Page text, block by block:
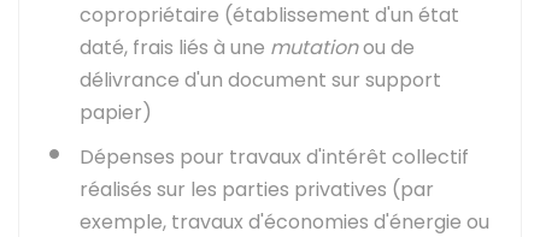
copropriétaire (établissement d'un état
daté, frais liés à une mutationou de
délivrance d'un document sur support
papier)
Dépenses pour travaux d'intérêt collectif
réalisés sur les parties privatives (par
exemple, travaux d'économies d'énergie ou